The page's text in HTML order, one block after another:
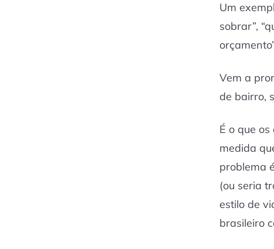
Um
sobrar”,
Vem a
de bairro,
É o que
medida
problema
(ou seria
estilo de
brasileiro